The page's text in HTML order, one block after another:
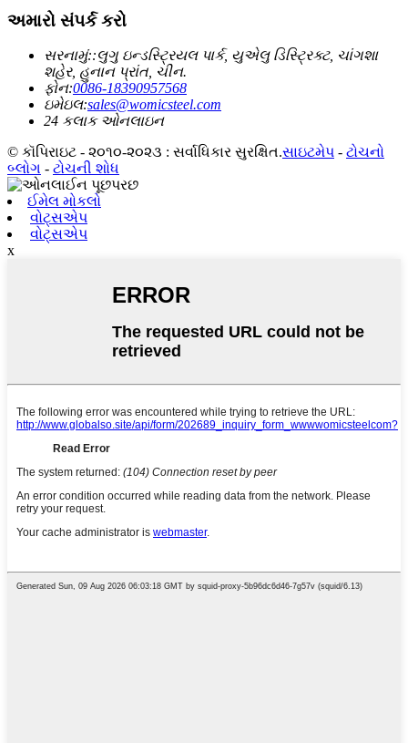
અમારો સંપર્ક કરો
સરનામું::લુગુ ઇન્ડસ્ટ્રિયલ પાર્ક, યુએલુ ડિસ્ટ્રિક્ટ, ચાંગશા
શહેર, હુનાન પ્રાંત, ચીન.
ફોન:0086-18390957568
ઇમેઇલ:sales@womicsteel.com
24 કલાક ઓનલાઇન
© કૉપિરાઇટ - ૨૦૧૦-૨૦૨૩ : સર્વાધિકાર સુરક્ષિત.સાઇટમેપ - ટોચનો
બ્લોગ - ટોચની શોધ
ઈમેલ મોકલો
વોટ્સએપ
વોટ્સએપ
x